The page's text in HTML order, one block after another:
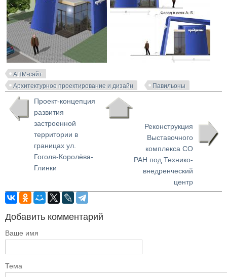
АПМ-сайт
Архитектурное проектирование и дизайн
Павильоны
Проект-концепция
развития
застроенной
территории в
границах ул.
Гоголя-Королёва-
Глинки
Реконструкция
Выставочного
комплекса СО
РАН под Технико-
внедренческий
центр
Добавить комментарий
Ваше имя
Тема